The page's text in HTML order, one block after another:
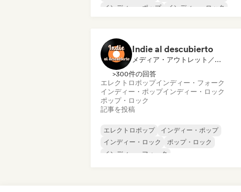
インディー・ポップ
インディー・ロック
Indie al descubierto
メディア・アウトレット／ジャーナリスト
>300件の回答
エレクトロポップインディー・フォーク
インディー・ポップインディー・ロック
ポップ・ロック
記事を投稿
エレクトロポップ
インディー・ポップ
インディー・ロック
ポップ・ロック
インディー・フォーク